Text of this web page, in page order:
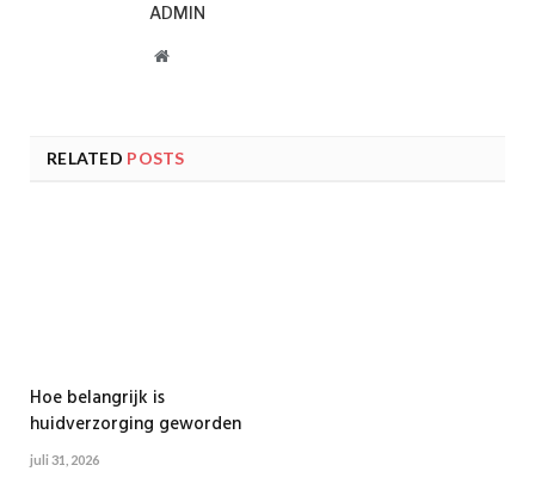
ADMIN
Website
RELATED POSTS
Hoe belangrijk is
huidverzorging geworden
juli 31, 2026